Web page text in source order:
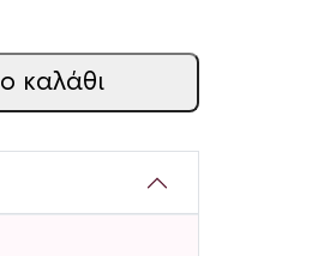
καλάθι